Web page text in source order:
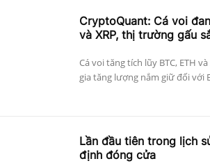
CryptoQuant: Cá voi
và XRP, thị trường gấu
Cá voi tăng tích lũy BTC, ETH
gia tăng lượng nắm giữ đối với
Lần đầu tiên trong lịch
định đóng cửa